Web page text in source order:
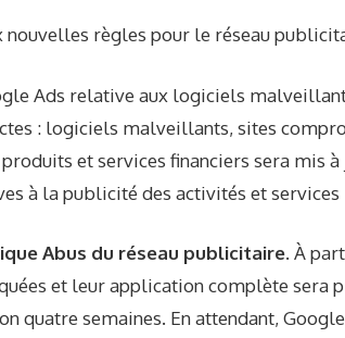
nouvelles règles pour le réseau
Ads relative aux logiciels
: logiciels malveillants, sites
et services financiers sera mis
à la publicité des activités et
Abus du réseau publicitaire. À
et leur application complète sera
quatre semaines. En attendant,